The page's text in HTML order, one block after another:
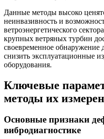
Данные методы высоко
неинвазивность и
ветроэнергетического
крупных ветряных турбин
своевременное обнаружение
снизить эксплуатационные
оборудования.
Ключевые
методы их
Основные признаки
вибродиагностике